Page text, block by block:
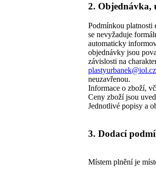
2. Objednávka,
Podmínkou platnosti
se nevyžaduje
automaticky
objednávky jsou
závislosti na
plastyurbanek@iol.cz
neuzavřenou.
Informace o zboží,
Ceny zboží jsou
Jednotlivé popisy a
3. Dodací
Místem plnění je